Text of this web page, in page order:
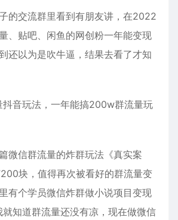
的交流群里看到有朋友讲，在2022
、贴吧、闲鱼的网创粉一年能变现
还以为是吹牛逼，结果去看了才知
微信群流量的炸群玩法《真实案
块，值得再次被看好的群流量变
有个学员微信炸群做小说项目变现
知道群流量还没有凉，现在做微信